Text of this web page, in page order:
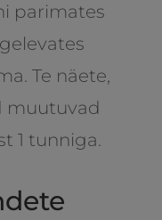
parimates
Te näete,
muutuvad
1 tunniga.